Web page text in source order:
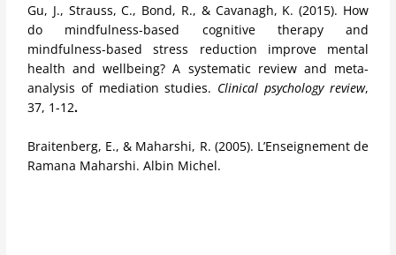
Gu, J., Strauss, C., Bond, R., & Cavanagh, K. (2015). How
do mindfulness-based cognitive therapy and
mindfulness-based stress reduction improve mental
health and wellbeing? A systematic review and meta-
analysis of mediation studies. Clinical psychology review,
37, 1-12.
Braitenberg, E., & Maharshi, R. (2005). L’Enseignement de
Ramana Maharshi. Albin Michel.